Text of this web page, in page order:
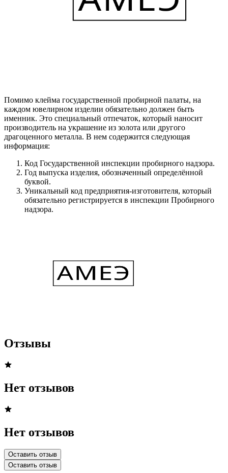
Помимо клейма государственной пробирной палаты, на
каждом ювелирном изделии обязательно должен быть
именник. Это специальный отпечаток, который наносит
производитель на украшение из золота или другого
драгоценного металла. В нем содержится следующая
информация:
Код Государственной инспекции пробирного надзора.
Год выпуска изделия, обозначенный определённой
буквой.
Уникальный код предприятия-изготовителя, который
обязательно регистрируется в инспекции Пробирного
надзора.
Отзывы
Нет отзывов
Нет отзывов
Оставить отзыв
Оставить отзыв